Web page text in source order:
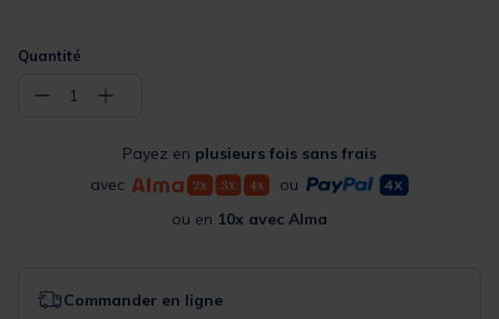
Quantité
− 1 +
Payez en plusieurs fois sans frais
avec
ou
ou en 10x avec Alma
Commander en ligne